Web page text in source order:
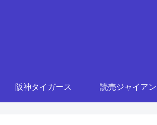
阪神タイガース 読売ジャイア